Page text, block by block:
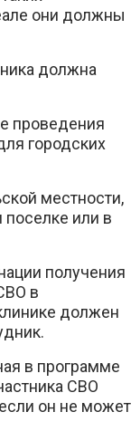
они должны
должна
проведения
городских
местности,
поселке или в
получения
в
должен
в программе
СВО
он не может